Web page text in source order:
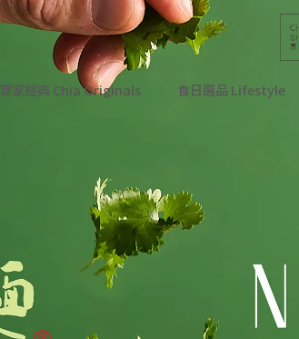
賈家經典 Chia Originals 食日選品 Lifestyle